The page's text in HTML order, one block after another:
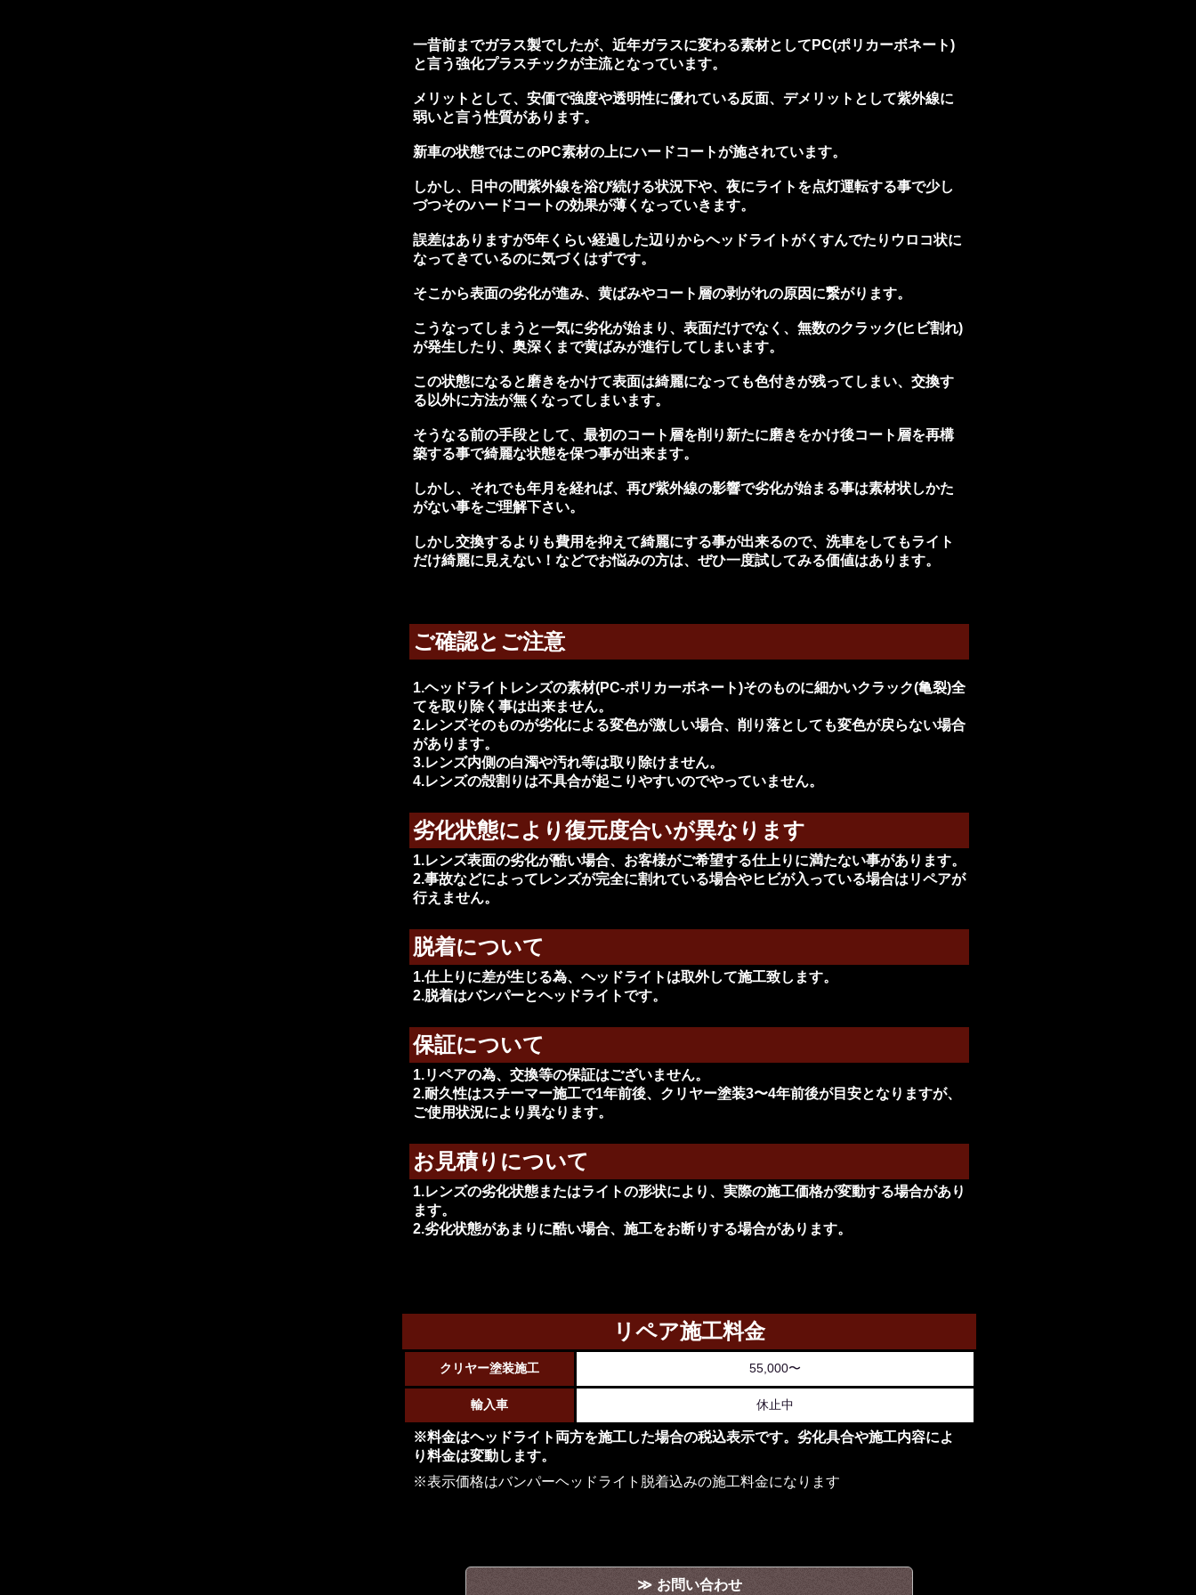
一昔前までガラス製でしたが、近年ガラスに変わる素材としてPC(ポリカーボネート)
と言う強化プラスチックが主流となっています。
メリットとして、安価で強度や透明性に優れている反面、デメリットとして紫外線に
弱いと言う性質があります。
新車の状態ではこのPC素材の上にハードコートが施されています。
しかし、日中の間紫外線を浴び続ける状況下や、夜にライトを点灯運転する事で少し
づつそのハードコートの効果が薄くなっていきます。
誤差はありますが5年くらい経過した辺りからヘッドライトがくすんでたりウロコ状に
なってきているのに気づくはずです。
そこから表面の劣化が進み、黄ばみやコート層の剥がれの原因に繋がります。
こうなってしまうと一気に劣化が始まり、表面だけでなく、無数のクラック(ヒビ割れ)
が発生したり、奥深くまで黄ばみが進行してしまいます。
この状態になると磨きをかけて表面は綺麗になっても色付きが残ってしまい、交換す
る以外に方法が無くなってしまいます。
そうなる前の手段として、最初のコート層を削り新たに磨きをかけ後コート層を再構
築する事で綺麗な状態を保つ事が出来ます。
しかし、それでも年月を経れば、再び紫外線の影響で劣化が始まる事は素材状しかた
がない事をご理解下さい。
しかし交換するよりも費用を抑えて綺麗にする事が出来るので、洗車をしてもライト
だけ綺麗に見えない！などでお悩みの方は、ぜひ一度試してみる価値はあります。
ご確認とご注意
1.ヘッドライトレンズの素材(PC-ポリカーボネート)そのものに細かいクラック(亀裂)全
てを取り除く事は出来ません。
2.レンズそのものが劣化による変色が激しい場合、削り落としても変色が戻らない場合
があります。
3.レンズ内側の白濁や汚れ等は取り除けません。
4.レンズの殻割りは不具合が起こりやすいのでやっていません。
劣化状態により復元度合いが異なります
1.レンズ表面の劣化が酷い場合、お客様がご希望する仕上りに満たない事があります。
2.事故などによってレンズが完全に割れている場合やヒビが入っている場合はリペアが
行えません。
脱着について
1.仕上りに差が生じる為、ヘッドライトは取外して施工致します。
2.脱着はバンパーとヘッドライトです。
保証について
1.リペアの為、交換等の保証はございません。
2.耐久性はスチーマー施工で1年前後、クリヤー塗装3〜4年前後が目安となりますが、
ご使用状況により異なります。
お見積りについて
1.レンズの劣化状態またはライトの形状により、実際の施工価格が変動する場合があり
ます。
2.劣化状態があまりに酷い場合、施工をお断りする場合があります。
リペア施工料金
クリヤー塗装施工 55,000〜
輸入車 休止中
※料金はヘッドライト両方を施工した場合の税込表示です。劣化具合や施工内容によ
り料金は変動します。
※表示価格はバンパーヘッドライト脱着込みの施工料金になります
お問い合わせ